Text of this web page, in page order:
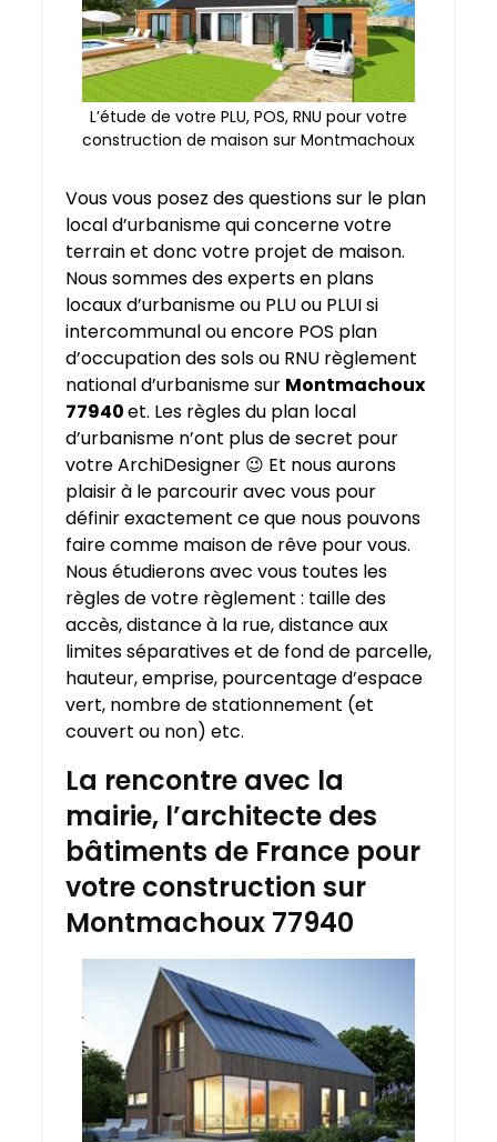
L’étude de votre PLU, POS, RNU pour votre
construction de maison sur Montmachoux
Vous vous posez des questions sur le plan
local d’urbanisme qui concerne votre
terrain et donc votre projet de maison.
Nous sommes des experts en plans
locaux d’urbanisme ou PLU ou PLUI si
intercommunal ou encore POS plan
d’occupation des sols ou RNU règlement
national d’urbanisme sur Montmachoux
77940et. Les règles du plan local
d’urbanisme n’ont plus de secret pour
votre ArchiDesigner 😉 Et nous aurons
plaisir à le parcourir avec vous pour
définir exactement ce que nous pouvons
faire comme maison de rêve pour vous.
Nous étudierons avec vous toutes les
règles de votre règlement : taille des
accès, distance à la rue, distance aux
limites séparatives et de fond de parcelle,
hauteur, emprise, pourcentage d’espace
vert, nombre de stationnement (et
couvert ou non) etc.
La rencontre avec la
mairie, l’architecte des
bâtiments de France pour
votre construction sur
Montmachoux 77940